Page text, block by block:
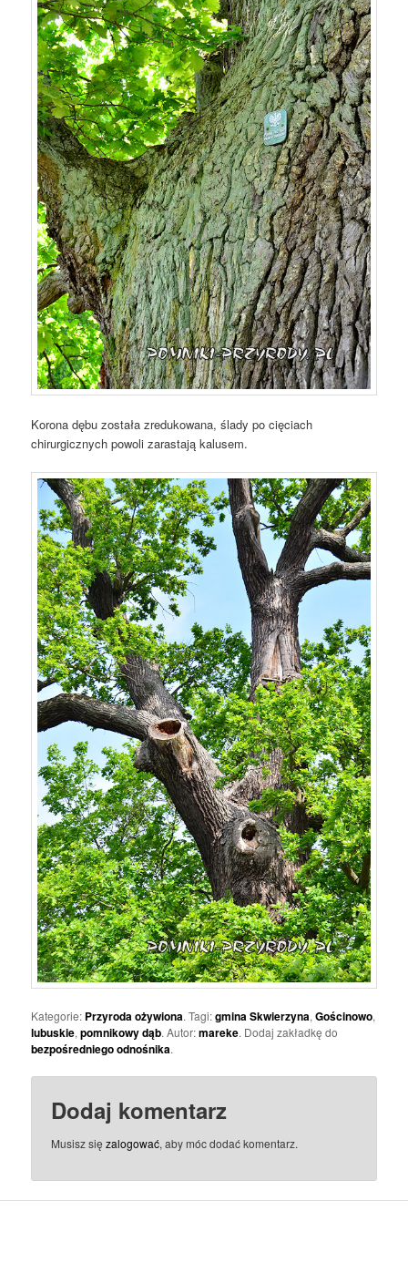
Korona dębu została zredukowana, ślady po cięciach
chirurgicznych powoli zarastają kalusem.
Kategorie: Przyroda ożywiona. Tagi:gmina Skwierzyna,Gościnowo,
lubuskie,pomnikowy dąb. Autor:mareke. Dodaj zakładkę do
bezpośredniego odnośnika.
Dodaj komentarz
Musisz sięzalogować, aby móc dodać komentarz.